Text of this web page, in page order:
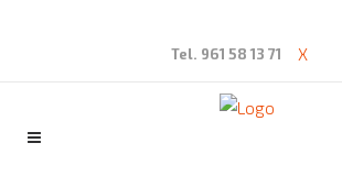
Tel. 961 58 13 71 X